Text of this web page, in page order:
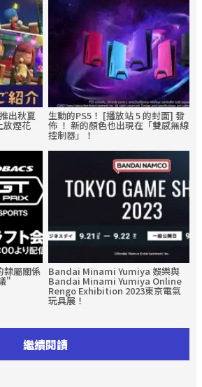
出秋夏
放煙花
生動的PS5！ [播放站 5 的封面] 發
佈 ！ 新的顏色也出現在「雙感無線
控制器」！
隸屬關係
"
Bandai Minami Yumiya 娛樂與
Bandai Minami Yumiya Online
Rengo Exhibition 2023東京電氣
玩具展！
繼續閱讀